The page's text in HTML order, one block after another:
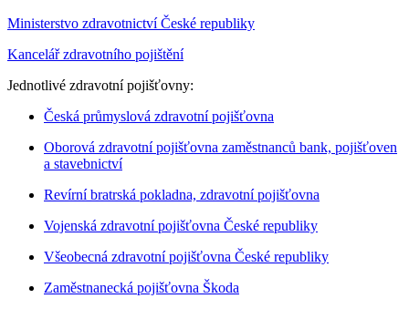
Ministerstvo zdravotnictví České republiky
Kancelář zdravotního pojištění
Jednotlivé zdravotní pojišťovny:
Česká průmyslová zdravotní pojišťovna
Oborová zdravotní pojišťovna zaměstnanců bank, pojišťoven
a stavebnictví
Revírní bratrská pokladna, zdravotní pojišťovna
Vojenská zdravotní pojišťovna České republiky
Všeobecná zdravotní pojišťovna České republiky
Zaměstnanecká pojišťovna Škoda